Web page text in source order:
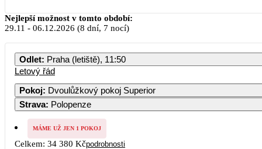
PO ÚT ST
Nejlepší možnost v tomto období:
29.11 - 06.12.2026 (8 dní, 7 nocí)
Odlet: Praha (letiště), 11:50
Letový řád
Pokoj: Dvoulůžkový pokoj Superior
Strava: Polopenze
MÁME UŽ JEN 1 POKOJ
Celkem: 34 380 Kčpodrobnosti